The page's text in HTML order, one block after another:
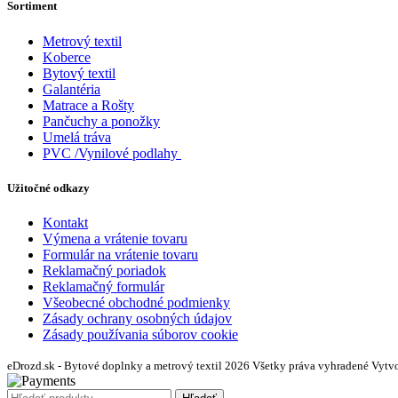
Sortiment
Metrový textil
Koberce
Bytový textil
Galantéria
Matrace a Rošty
Pančuchy a ponožky
Umelá tráva
PVC /Vynilové podlahy
Užitočné odkazy
Kontakt
Výmena a vrátenie tovaru
Formulár na vrátenie tovaru
Reklamačný poriadok
Reklamačný formulár
Všeobecné obchodné podmienky
Zásady ochrany osobných údajov
Zásady používania súborov cookie
eDrozd.sk - Bytové doplnky a metrový textil 2026 Všetky práva vyhradené